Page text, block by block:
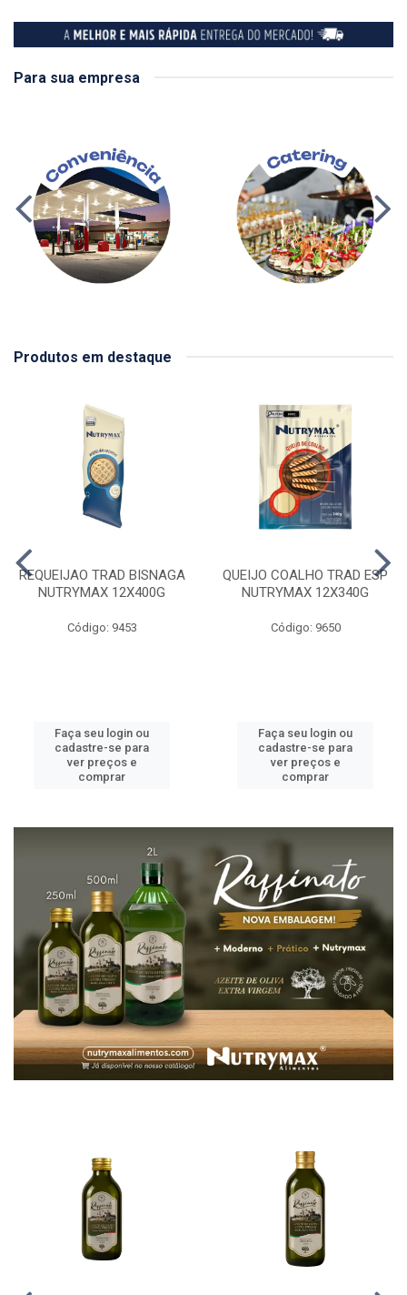
Para sua empresa
Produtos em destaque
REQUEIJAO TRAD BISNAGA
NUTRYMAX 12X400G
Código: 9453
Faça seu login ou
cadastre-se para
ver preços e
comprar
QUEIJO COALHO TRAD ESP
NUTRYMAX 12X340G
Código: 9650
Faça seu login ou
cadastre-se para
ver preços e
comprar